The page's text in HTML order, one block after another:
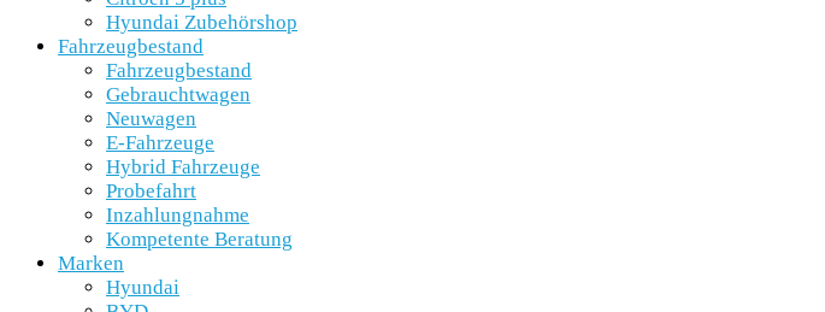
Hyundai Zubehörshop
Fahrzeugbestand
Fahrzeugbestand
Gebrauchtwagen
Neuwagen
E-Fahrzeuge
Hybrid Fahrzeuge
Probefahrt
Inzahlungnahme
Kompetente Beratung
Marken
Hyundai